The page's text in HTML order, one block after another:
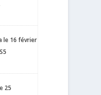
le 16 février
25